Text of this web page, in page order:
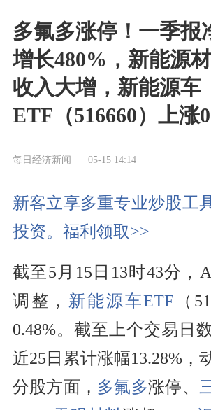
多氟多涨停！一季报
增长480%，新能源
收入大增，新能源车
ETF（516660）上涨
每日经济新闻 05-15 14:14
新客立享多重专业炒股工
投资。福利领取>>
截至5月15日13时43分，
调整， 新能源车ETF （
0.48%。截至上个交易日
近25日累计涨幅13.28%，
分股方面， 多氟多涨停、